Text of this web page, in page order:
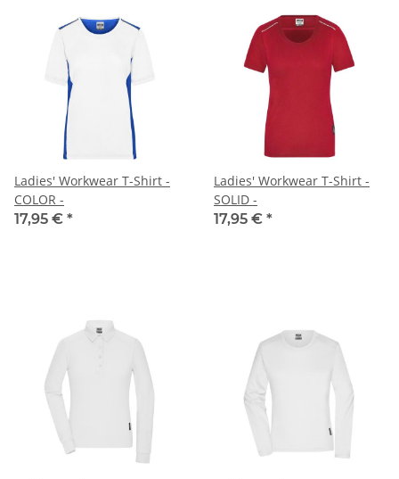
Ladies' Workwear T-Shirt -
COLOR -
17,95 € *
Ladies' Workwear T-Shirt -
SOLID -
17,95 € *